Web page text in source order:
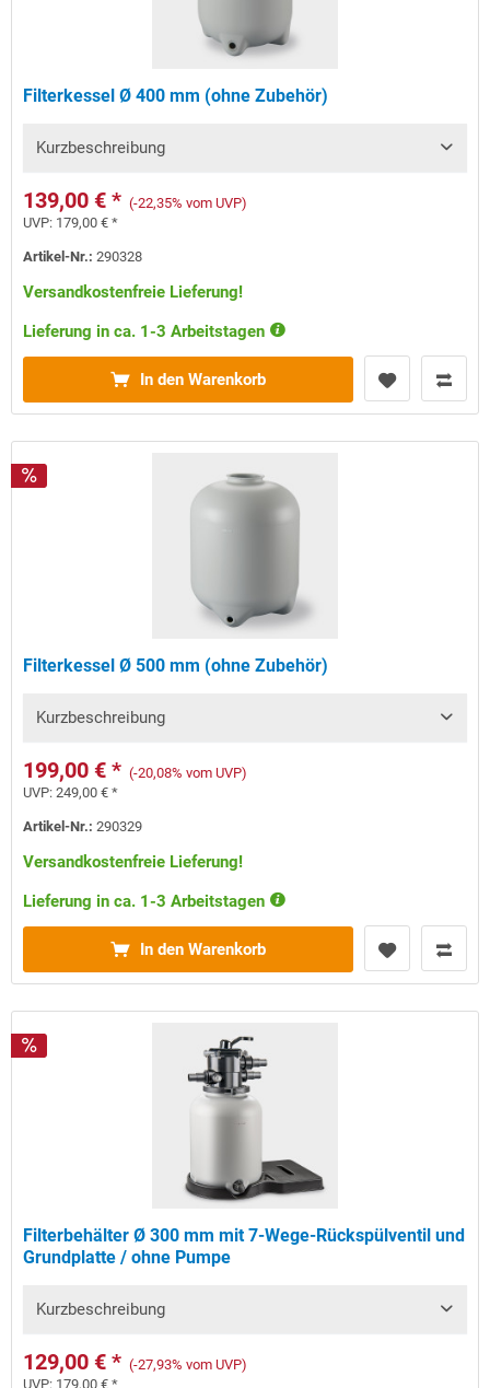
Filterkessel Ø 400 mm (ohne Zubehör)
Kurzbeschreibung
139,00 € * (-22,35% vom UVP)
UVP: 179,00 € *
Artikel-Nr.:290328
Versandkostenfreie Lieferung!
Lieferung in ca. 1-3 Arbeitstagen
In den Warenkorb
Filterkessel Ø 500 mm (ohne Zubehör)
Kurzbeschreibung
199,00 € * (-20,08% vom UVP)
UVP:249,00 € *
Artikel-Nr.:290329
Versandkostenfreie Lieferung!
Lieferung in ca. 1-3 Arbeitstagen
In den Warenkorb
Filterbehälter Ø 300 mm mit 7-Wege-Rückspülventil und
Grundplatte / ohne Pumpe
Kurzbeschreibung
129,00 € * (-27,93% vom UVP)
UVP: 179,00 € *